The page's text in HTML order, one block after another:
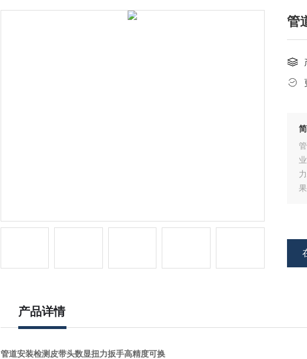
管
产品详情
管道安装检测皮带头数显扭力扳手高精度可换